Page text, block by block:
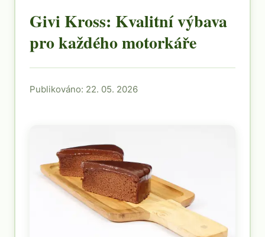
Givi Kross: Kvalitní výbava
pro každého motorkáře
Publikováno: 22. 05. 2026